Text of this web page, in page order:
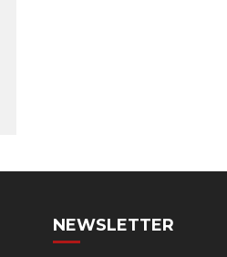
NEWSLETTER